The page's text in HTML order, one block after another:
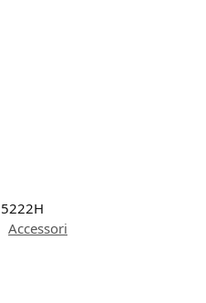
5222H
Accessori